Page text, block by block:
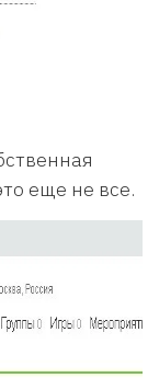
еще не все.